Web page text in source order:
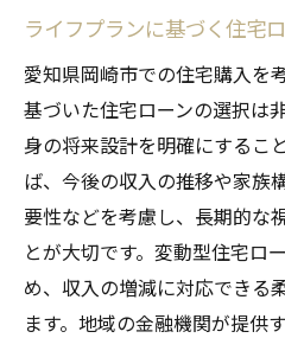
ライフプランに基づく住宅
愛知県岡崎市での住宅購入を
基づいた住宅ローンの選択は
身の将来設計を明確にするこ
ば、今後の収入の推移や家族
要性などを考慮し、長期的な
とが大切です。変動型住宅ロ
め、収入の増減に対応できる
ます。地域の金融機関が提供